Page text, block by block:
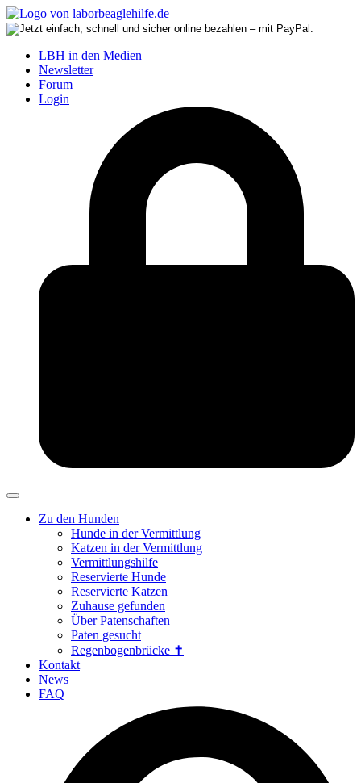
LBH in den Medien
Newsletter
Forum
Login
Zu den Hunden
Hunde in der Vermittlung
Katzen in der Vermittlung
Vermittlungshilfe
Reservierte Hunde
Reservierte Katzen
Zuhause gefunden
Über Patenschaften
Paten gesucht
Regenbogenbrücke ✝
Kontakt
News
FAQ